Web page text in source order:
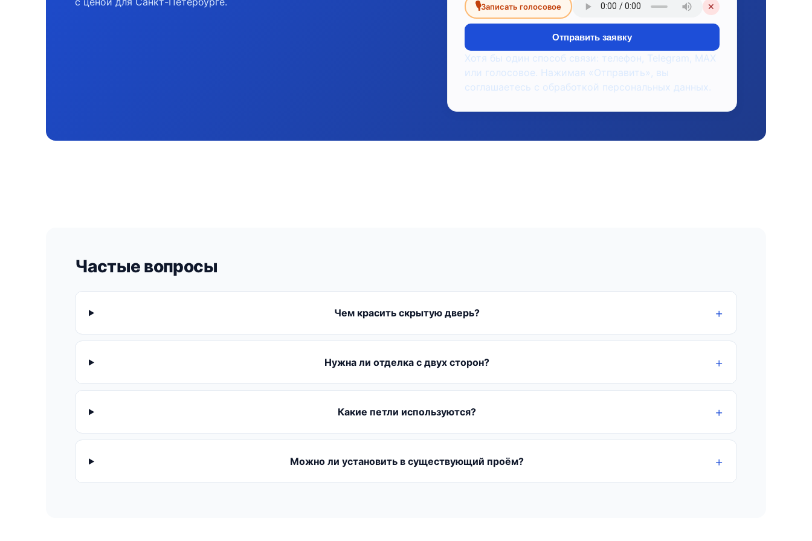
🎙Записать голосовое ✕
Отправить заявку
Хотя бы один способ связи: телефон, Telegram, MAX
или голосовое. Нажимая «Отправить», вы
соглашаетесь с обработкой персональных данных.
Частые вопросы
Чем красить скрытую дверь?
Нужна ли отделка с двух сторон?
Какие петли используются?
Можно ли установить в существующий проём?